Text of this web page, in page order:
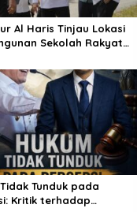
Al Haris Tinjau Lokasi
Sekolah Rakyat
City
Tunduk pada
Kritik terhadap